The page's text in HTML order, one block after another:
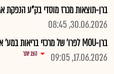
ברן-תוצאות מכרז מוסדי בק"ע הנפקת
30.06.2026, 08:45
ברן-MOU לפרו' של מרכזי בריאות במע' אפריקה-היקף מצטבר כ150מ'$
17.06.2026, 09:05
הצג יותר